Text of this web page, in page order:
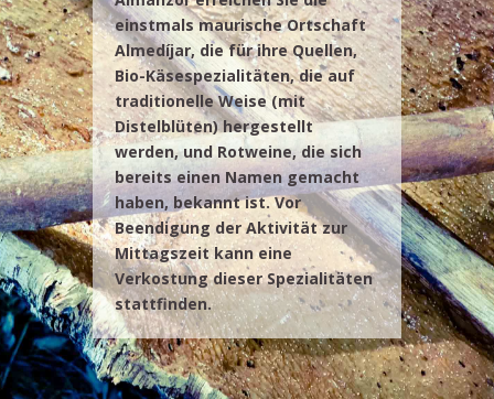
einstmals maurische Ortschaft
Almedíjar, die für ihre Quellen,
Bio-Käsespezialitäten, die auf
traditionelle Weise (mit
Distelblüten) hergestellt
werden, und Rotweine, die sich
bereits einen Namen gemacht
haben, bekannt ist. Vor
Beendigung der Aktivität zur
Mittagszeit kann eine
Verkostung dieser Spezialitäten
stattfinden.